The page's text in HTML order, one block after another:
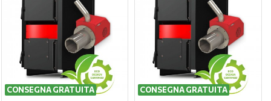
CONSEGNA GRATUITA CONSEGNA GRATUITA